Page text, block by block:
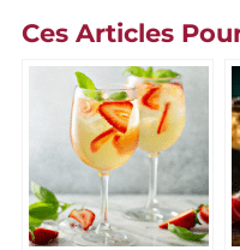
Ces Articles